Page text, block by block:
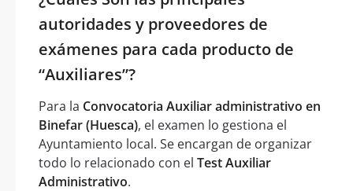
autoridades y proveedores de
exámenes para cada producto de
“Auxiliares”?
Para la Convocatoria Auxiliar administrativo en
Binefar (Huesca), el examen lo gestiona el
Ayuntamiento local. Se encargan de organizar
todo lo relacionado con el Test Auxiliar
Administrativo.